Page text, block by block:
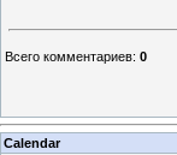
Всего комментариев: 0
Calendar